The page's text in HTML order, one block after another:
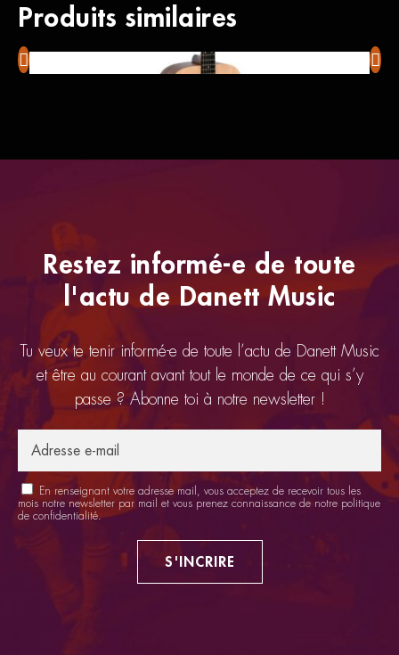
Produits similaires
Restez informé-e de toute
l'actu de Danett Music
Tu veux te tenir informé-e de toute l’actu de Danett Music
et être au courant avant tout le monde de ce qui s’y
passe ? Abonne toi à notre newsletter !
En renseignant votre adresse mail, vous acceptez de recevoir tous les
mois notre newsletter par mail et vous prenez connaissance de notre politique
de confidentialité.
S'INCRIRE